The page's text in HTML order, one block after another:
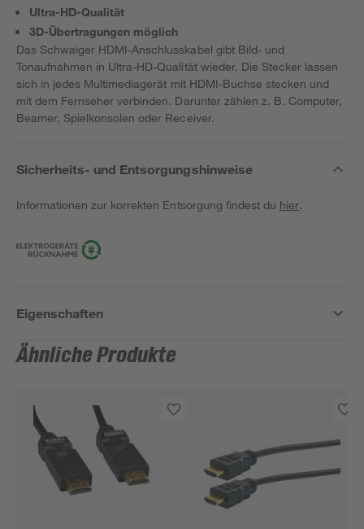
Ultra-HD-Qualität
3D-Übertragungen möglich
Das Schwaiger HDMI-Anschlusskabel gibt Bild- und
Tonaufnahmen in Ultra-HD-Qualität wieder. Die Stecker lassen
sich in jedes Multimediagerät mit HDMI-Buchse stecken und
mit dem Fernseher verbinden. Darunter zählen z. B. Computer,
Beamer, Spielkonsolen oder Receiver.
Sicherheits- und Entsorgungshinweise
Informationen zur korrekten Entsorgung findest du hier.
Eigenschaften
Ähnliche Produkte